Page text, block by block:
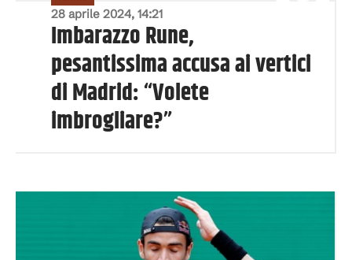
28 aprile 2024, 14:21
Imbarazzo Rune,
pesantissima accusa ai vertici
di Madrid: “Volete
imbrogliare?”